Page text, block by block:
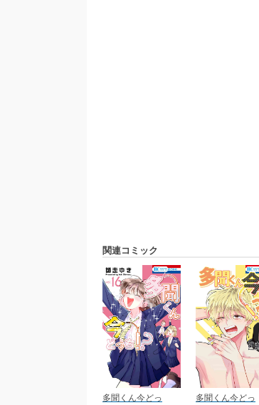
関連コミック
多聞くん今どっ
多聞くん今どっ